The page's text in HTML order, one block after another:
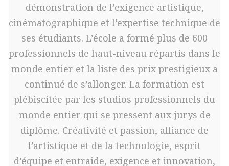
démonstration de l’exigence artistique,
cinématographique et l’expertise technique de
ses étudiants. L’école a formé plus de 600
professionnels de haut-niveau répartis dans le
monde entier et la liste des prix prestigieux a
continué de s’allonger. La formation est
plébiscitée par les studios professionnels du
monde entier qui se pressent aux jurys de
diplôme. Créativité et passion, alliance de
l’artistique et de la technologie, esprit
d’équipe et entraide, exigence et innovation,